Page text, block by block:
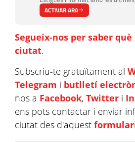
ACTIVAR ARA
Segueix-nos per saber què
ciutat.
Subscriu-te gratuïtament al
Telegram i butlletí
nos a Facebook, Twitter i
ens pots contactar i enviar
ciutat des d'aquest